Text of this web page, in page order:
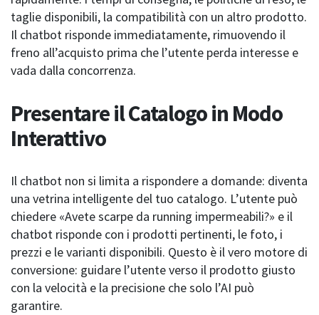
taglie disponibili, la compatibilità con un altro prodotto.
Il chatbot risponde immediatamente, rimuovendo il
freno all’acquisto prima che l’utente perda interesse e
vada dalla concorrenza.
Presentare il Catalogo in Modo
Interattivo
Il chatbot non si limita a rispondere a domande: diventa
una vetrina intelligente del tuo catalogo. L’utente può
chiedere «Avete scarpe da running impermeabili?» e il
chatbot risponde con i prodotti pertinenti, le foto, i
prezzi e le varianti disponibili. Questo è il vero motore di
conversione: guidare l’utente verso il prodotto giusto
con la velocità e la precisione che solo l’AI può
garantire.